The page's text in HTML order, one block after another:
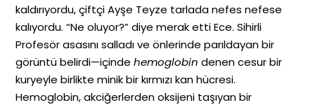
kaldırıyordu, çiftçi Ayşe Teyze tarlada nefes nefese
kalıyordu. “Ne oluyor?” diye merak etti Ece. Sihirli
Profesör asasını salladı ve önlerinde parıldayan bir
görüntü belirdi—içindehemoglobin denen cesur bir
kuryeyle birlikte minik bir kırmızı kan hücresi.
Hemoglobin, akciğerlerden oksijeni taşıyan bir